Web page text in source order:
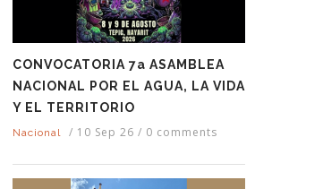
CONVOCATORIA 7a ASAMBLEA
NACIONAL POR EL AGUA, LA VIDA
Y EL TERRITORIO
Nacional / 10 Sep 26 / 0 comments